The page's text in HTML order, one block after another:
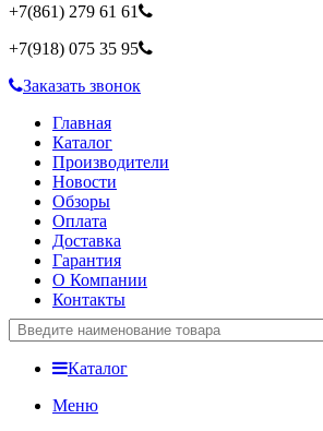
+7(861) 279 61 61
+7(918) 075 35 95
Заказать звонок
Главная
Каталог
Производители
Новости
Обзоры
Оплата
Доставка
Гарантия
О Компании
Контакты
Каталог
Меню